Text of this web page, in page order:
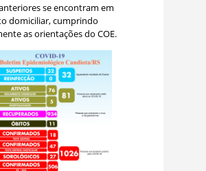
se encontram em
domiciliar, cumprindo
as orientações do COE.